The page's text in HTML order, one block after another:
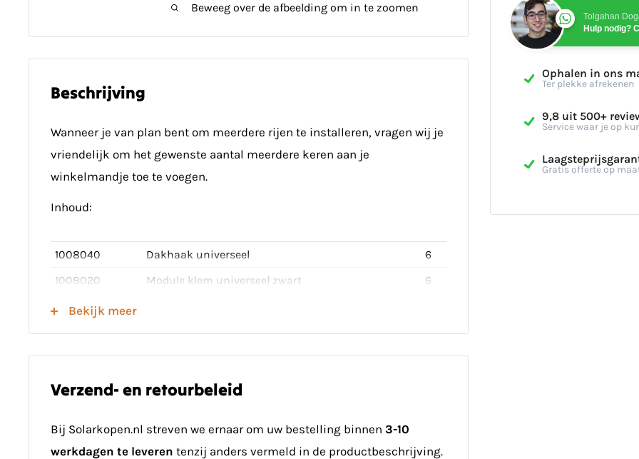
Beweeg over de afbeelding om in te zoomen
Tolgahan
Hulp nodig?
Ophalen in ons
Ter plekke afrekenen
9,8 uit 500+
Service waar je op
Gratis offerte op
Beschrijving
Wanneer je van plan bent om meerdere rijen te installeren, vragen wij je
vriendelijk om het gewenste aantal meerdere keren aan je
winkelmandje toe te voegen.
Inhoud:
1008040 Dakhaak universeel
6
1008020
Module klem universeel zwart
6
1008060
1008132
Montagerail 2338mm 2
Bekijk meer
Verzend- en retourbeleid
Bij Solarkopen.nl streven we ernaar om uw bestelling binnen 3-10
werkdagen te leveren tenzij anders vermeld in de productbeschrijving.